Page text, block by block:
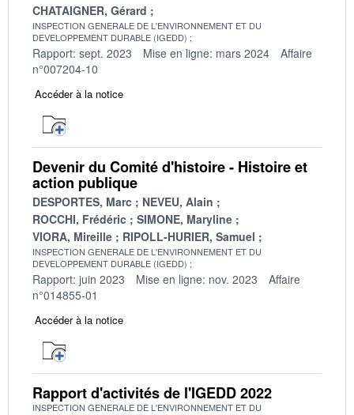
CHATAIGNER, Gérard
INSPECTION GENERALE DE L'ENVIRONNEMENT ET DU
DEVELOPPEMENT DURABLE (IGEDD)
Rapport: sept. 2023 Mise en ligne: mars 2024
Affaire
n°007204-10
Accéder à la notice
Devenir du Comité d'histoire - Histoire et
action publique
DESPORTES, Marc
NEVEU, Alain
ROCCHI, Frédéric
SIMONE, Maryline
VIORA, Mireille
RIPOLL-HURIER, Samuel
INSPECTION GENERALE DE L'ENVIRONNEMENT ET DU
DEVELOPPEMENT DURABLE (IGEDD)
Rapport: juin 2023 Mise en ligne: nov. 2023
Affaire
n°014855-01
Accéder à la notice
Rapport d'activités de l'IGEDD 2022
INSPECTION GENERALE DE L'ENVIRONNEMENT ET DU